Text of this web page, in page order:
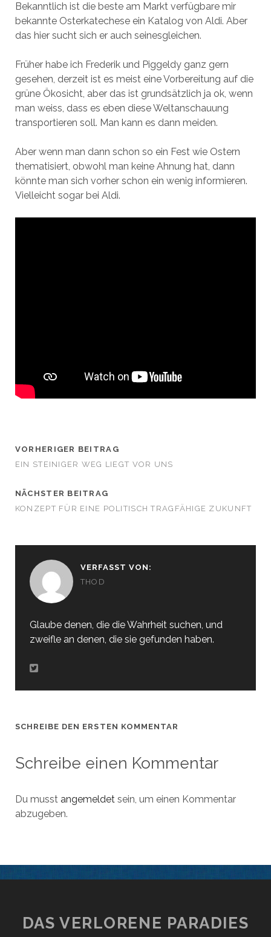
Bekanntlich ist die beste am Markt verfügbare mir
bekannte Osterkatechese ein Katalog von Aldi. Aber
das hier sucht sich er auch seinesgleichen.
Früher habe ich Frederik und Piggeldy ganz gern
gesehen, derzeit ist es meist eine Vorbereitung auf die
grüne Ökosicht, aber das ist grundsätzlich ja ok, wenn
man weiss, dass es eben diese Weltanschauung
transportieren soll. Man kann es dann meiden.
Aber wenn man dann schon so ein Fest wie Ostern
thematisiert, obwohl man keine Ahnung hat, dann
könnte man sich vorher schon ein wenig informieren.
Vielleicht sogar bei Aldi.
VORHERIGER BEITRAG
EIN STEINIGER WEG LIEGT VOR UNS
NÄCHSTER BEITRAG
KONZEPT FÜR EINE POLITISCH TRAGFÄHIGE ZUKUNFT
VERFASST VON:
THOD
Glaube denen, die die Wahrheit suchen, und
zweifle an denen, die sie gefunden haben.
SCHREIBE DEN ERSTEN KOMMENTAR
Schreibe einen Kommentar
Du musst angemeldetsein, um einen Kommentar
abzugeben.
DAS VERLORENE PARADIES